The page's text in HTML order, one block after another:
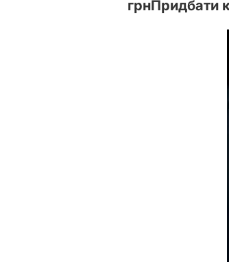
грнПридбати